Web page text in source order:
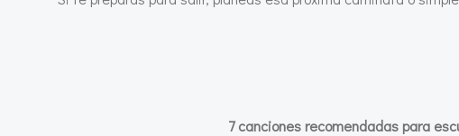
7 canciones recomendadas para